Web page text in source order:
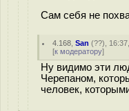
Сам себя не
4.168 ,San (??),
[к модератору]
Ну видимо эти
Черепаном,
человек,